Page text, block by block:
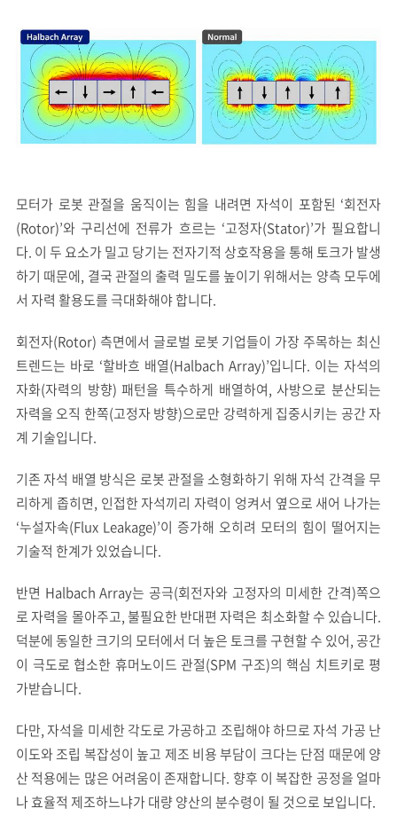
모터가 로봇 관절을 움직이는 힘을 내려면 자석이 포함된 ‘회전자
(Rotor)’와 구리선에 전류가 흐르는 ‘고정자(Stator)’가 필요합니
다. 이 두 요소가 밀고 당기는 전자기적 상호작용을 통해 토크가 발생
하기 때문에, 결국 관절의 출력 밀도를 높이기 위해서는 양측 모두에
서 자력 활용도를 극대화해야 합니다.
회전자(Rotor) 측면에서 글로벌 로봇 기업들이 가장 주목하는 최신
트렌드는 바로 ‘할바흐 배열(Halbach Array)’입니다. 이는 자석의
자화(자력의 방향) 패턴을 특수하게 배열하여, 사방으로 분산되는
자력을 오직 한쪽(고정자 방향)으로만 강력하게 집중시키는 공간 자
계 기술입니다.
기존 자석 배열 방식은 로봇 관절을 소형화하기 위해 자석 간격을 무
리하게 좁히면, 인접한 자석끼리 자력이 엉켜서 옆으로 새어 나가는
‘누설자속(Flux Leakage)’이 증가해 오히려 모터의 힘이 떨어지는
기술적 한계가 있었습니다.
반면 Halbach Array는 공극(회전자와 고정자의 미세한 간격)쪽으
로 자력을 몰아주고, 불필요한 반대편 자력은 최소화할 수 있습니다.
덕분에 동일한 크기의 모터에서 더 높은 토크를 구현할 수 있어, 공간
이 극도로 협소한 휴머노이드 관절(SPM 구조)의 핵심 치트키로 평
가받습니다.
다만, 자석을 미세한 각도로 가공하고 조립해야 하므로 자석 가공 난
이도와 조립 복잡성이 높고 제조 비용 부담이 크다는 단점 때문에 양
산 적용에는 많은 어려움이 존재합니다. 향후 이 복잡한 공정을 얼마
나 효율적 제조하느냐가 대량 양산의 분수령이 될 것으로 보입니다.